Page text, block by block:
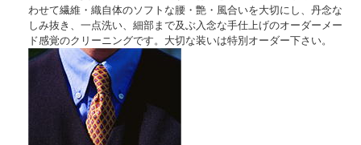
わせて繊維・織自体のソフトな腰・艶・風合いを大切にし、丹念な
しみ抜き、一点洗い、細部まで及ぶ入念な手仕上げのオーダーメー
ド感覚のクリーニングです。大切な装いは特別オーダー下さい。